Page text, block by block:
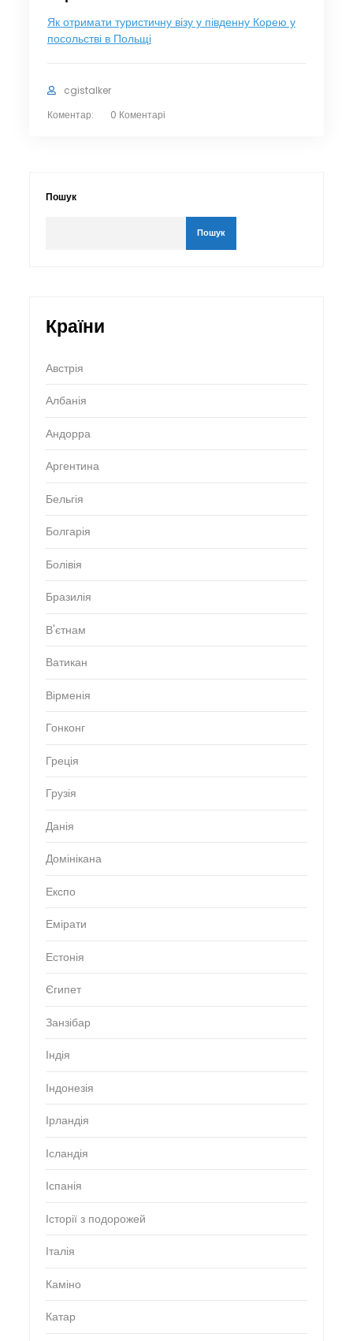
Як отримати туристичну візу у південну Корею у
посольстві в Польщі
cgistalker
Коментар:
0 Коментарі
Пошук
Пошук
Країни
Австрія
Албанія
Андорра
Аргентина
Бельгія
Болгарія
Болівія
Бразилія
В'єтнам
Ватикан
Вірменія
Гонконг
Греція
Грузія
Данія
Домінікана
Експо
Емірати
Естонія
Єгипет
Занзібар
Індія
Індонезія
Ірландія
Ісландія
Іспанія
Історії з подорожей
Італія
Каміно
Катар